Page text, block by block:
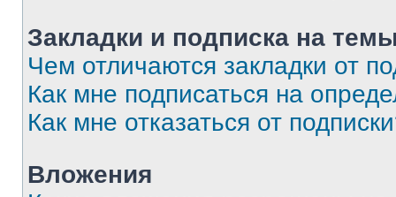
Закладки и подписка на
Чем отличаются закладки от
Как мне подписаться на
Как мне отказаться от
Вложения